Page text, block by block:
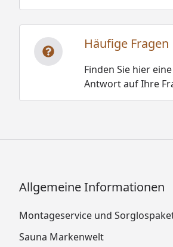
Häufige Fragen
Finden Sie hier
Antwort auf Ihre
Allgemeine Informationen
Montageservice und
Sauna Markenwelt